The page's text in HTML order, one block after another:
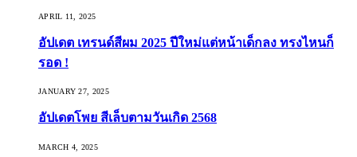
APRIL 11, 2025
อัปเดต เทรนด์สีผม 2025 ปีใหม่แต่หน้าเด็กลง ทรงไหนก็
รอด !
JANUARY 27, 2025
อัปเดตโพย สีเล็บตามวันเกิด 2568
MARCH 4, 2025